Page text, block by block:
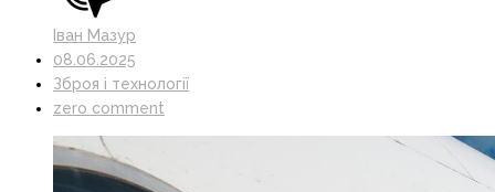
Іван Мазур
08.06.2025
Зброя і технології
zero comment